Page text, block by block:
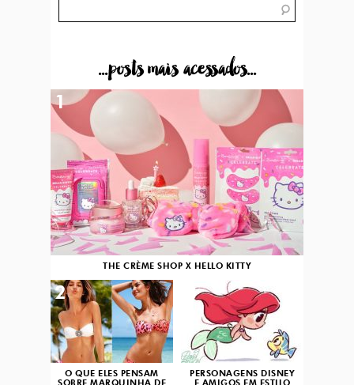
...posts mais acessados...
THE CRÈME SHOP X HELLO KITTY
1
O QUE ELES PENSAM
2
PERSONAGENS DISNEY
3